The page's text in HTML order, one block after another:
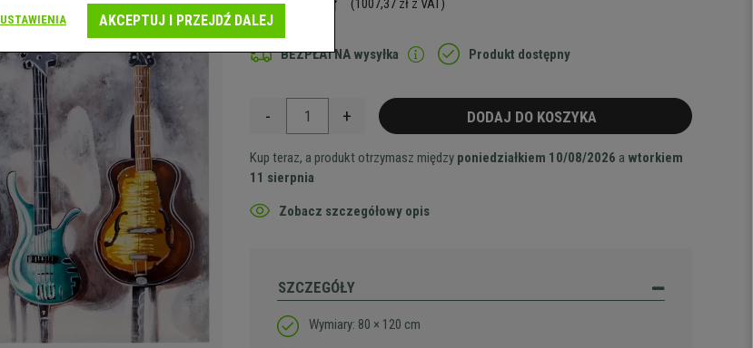
BEZPŁATNA wysyłka Produkt dostępny
- + DODAJ DO KOSZYKA
Kup teraz, a produkt otrzymasz między poniedziałkiem 10/08/2026 a wtorkiem
11 sierpnia
Zobacz szczegółowy opis
SZCZEGÓŁY
Wymiary: 80 × 120 cm
USTAWIENIA AKCEPTUJ I PRZEJDŹ DALEJ